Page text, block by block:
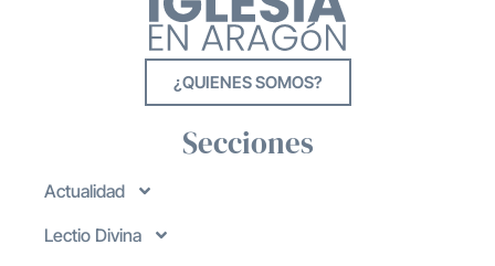
¿QUIENES SOMOS?
Secciones
Actualidad
Lectio Divina